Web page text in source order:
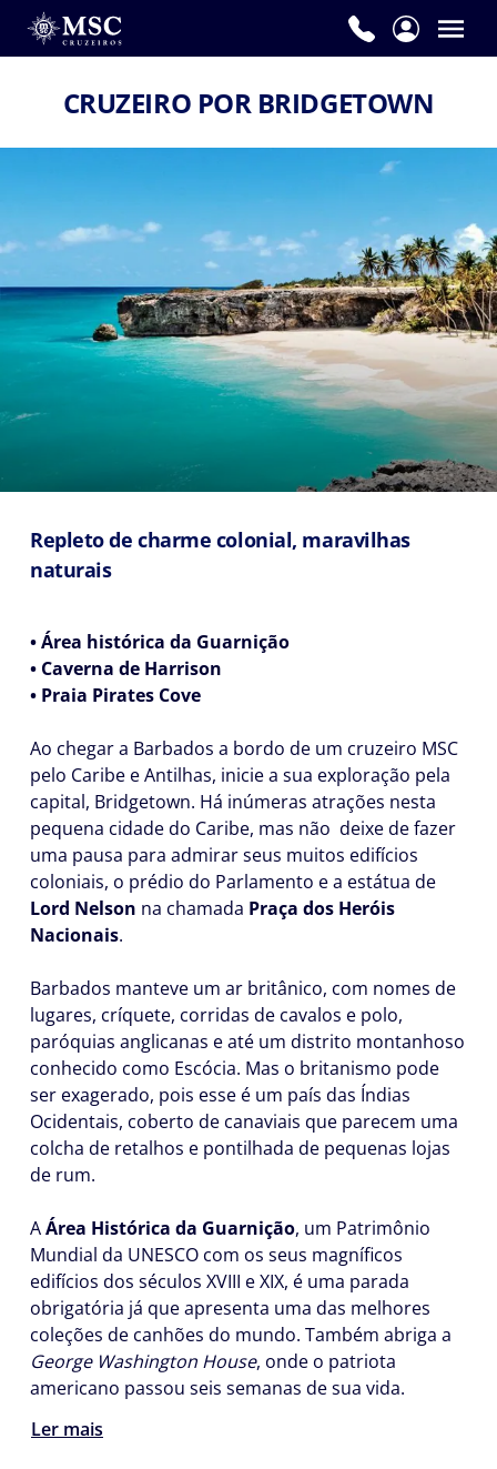
CRUZEIRO POR BRIDGETOWN
Repleto de charme colonial, maravilhas
naturais
• Área histórica da Guarnição
• Caverna de Harrison
• Praia Pirates Cove
Ao chegar a Barbados a bordo de um cruzeiro MSC
pelo Caribe e Antilhas, inicie a sua exploração pela
capital, Bridgetown. Há inúmeras atrações nesta
pequena cidade do Caribe, mas não deixe de fazer
uma pausa para admirar seus muitos edifícios
coloniais, o prédio do Parlamento e a estátua de
Lord Nelson na chamada Praça dos Heróis
Nacionais.
Barbados manteve um ar britânico, com nomes de
lugares, críquete, corridas de cavalos e polo,
paróquias anglicanas e até um distrito montanhoso
conhecido como Escócia. Mas o britanismo pode
ser exagerado, pois esse é um país das Índias
Ocidentais, coberto de canaviais que parecem uma
colcha de retalhos e pontilhada de pequenas lojas
de rum.
AÁrea Histórica da Guarnição, um Patrimônio
Mundial da UNESCO com os seus magníficos
edifícios dos séculos XVIII e XIX, é uma parada
obrigatória já que apresenta uma das melhores
coleções de canhões do mundo. Também abriga a
George Washington House, onde o patriota
americano passou seis semanas de sua vida.
Ler mais